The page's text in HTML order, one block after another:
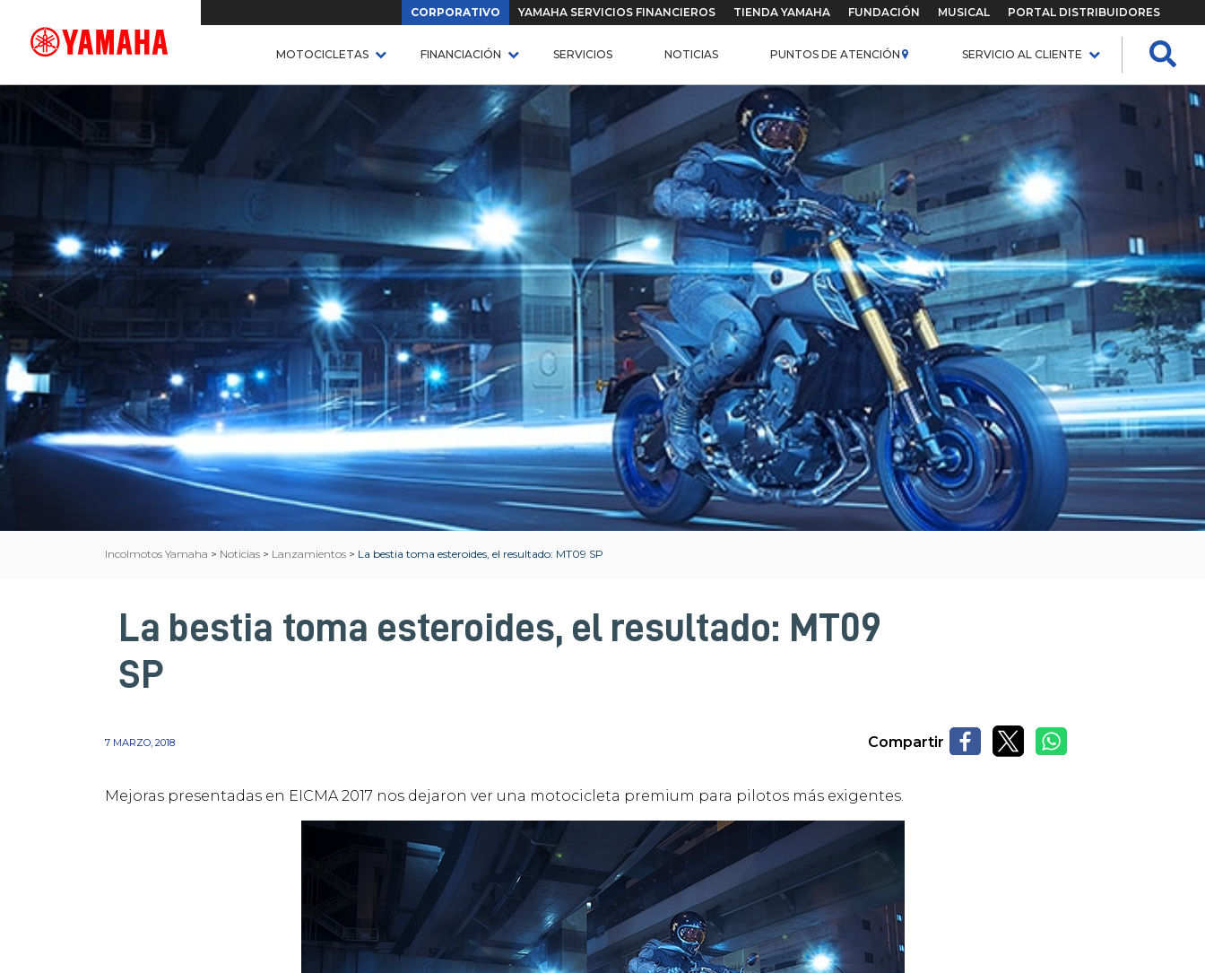
CORPORATIVO YAMAHA SERVICIOS FINANCIEROS TIENDA YAMAHA FUNDACIÓN MUSICAL PORTAL DISTRIBUIDORES
MOTOCICLETAS FINANCIACIÓN SERVICIOS NOTICIAS PUNTOS DE ATENCIÓN SERVICIO AL CLIENTE
Incolmotos Yamaha > Noticias > Lanzamientos > La bestia toma esteroides, el resultado: MT09 SP
La bestia toma esteroides, el resultado: MT09
SP
7 MARZO, 2018 Compartir
Mejoras presentadas en EICMA 2017 nos dejaron ver una motocicleta premium para pilotos más exigentes.